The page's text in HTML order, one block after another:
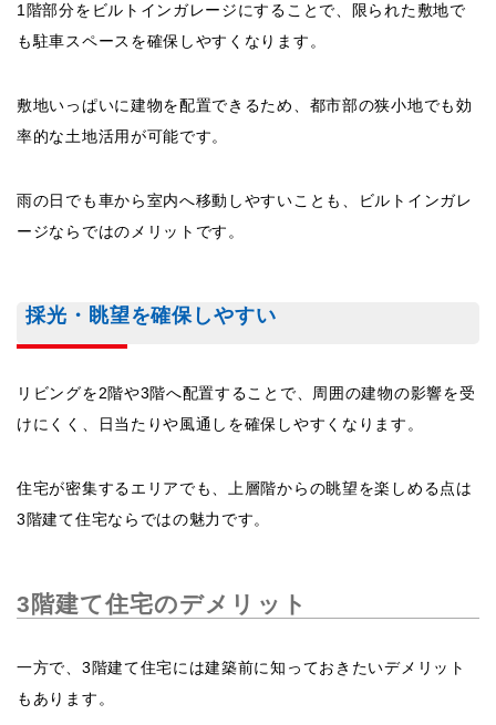
1階部分をビルトインガレージにすることで、限られた敷地で
も駐車スペースを確保しやすくなります。
敷地いっぱいに建物を配置できるため、都市部の狭小地でも効
率的な土地活用が可能です。
雨の日でも車から室内へ移動しやすいことも、ビルトインガレ
ージならではのメリットです。
採光・眺望を確保しやすい
リビングを2階や3階へ配置することで、周囲の建物の影響を受
けにくく、日当たりや風通しを確保しやすくなります。
住宅が密集するエリアでも、上層階からの眺望を楽しめる点は
3階建て住宅ならではの魅力です。
3階建て住宅のデメリット
一方で、3階建て住宅には建築前に知っておきたいデメリット
もあります。